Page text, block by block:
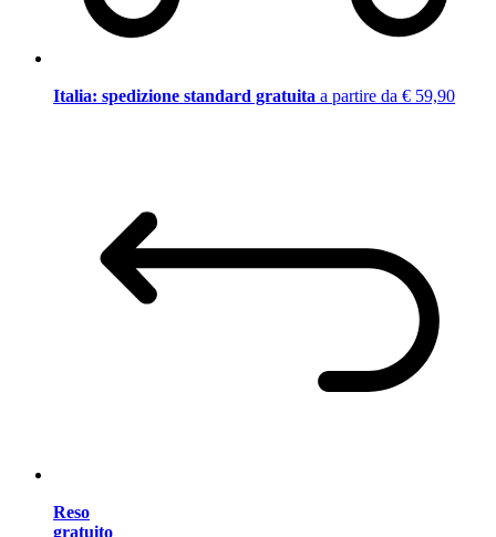
Italia: spedizione standard gratuita a partire da € 59,90
Reso
gratuito